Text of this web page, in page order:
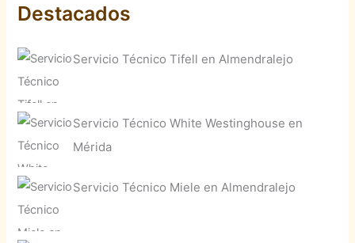
Destacados
Servicio Técnico Tifell en Almendralejo
Servicio Técnico White Westinghouse en
Mérida
Servicio Técnico Miele en Almendralejo